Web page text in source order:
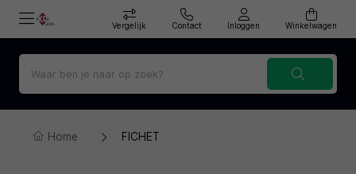
Vergelijk Contact Inloggen Winkelwagen
Home FICHET